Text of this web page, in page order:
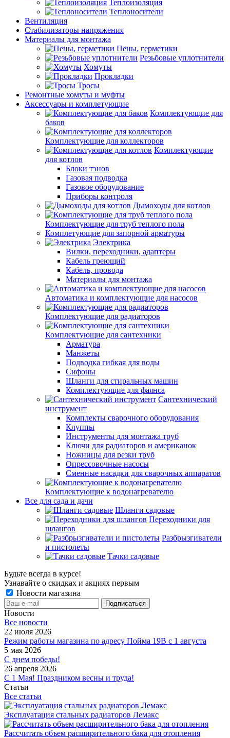
Теплоизоляция
Теплоносители
Вентиляция
Стабилизаторы напряжения
Материалы для монтажа
Пены, герметики
Резьбовые уплотнители
Хомуты
Прокладки
Тросы
Ремонтные хомуты и муфты
Аксессуары и комплетующие
Комплектующие для
баков
Комплектующие для коллекторов
Комплектующие
для котлов
Блоки тэнов
Газовая подводка
Газовое оборудование
Приборы контроля
Дымоходы для котлов
Комплектующие для труб теплого пола
Комплетующие для запорной арматуры
Электрика
Вилки, переходники, адаптеры
Кабель греющий
Кабель, провода
Материалы для монтажа
Автоматика и комплектующие для насосов
Комплектующие для радиаторов
Комплектующие для сантехники
Арматура
Манжеты
Подводка гибкая для воды
Сифоны
Шланги для стиральных машин
Комплектующие для фаянса
Сантехнический
инструмент
Комплекты сварочного оборудования
Клуппы
Инструменты для монтажа труб
Ключи для радиаторов и американок
Ножницы для резки труб
Опрессовочные насосы
Сменные насадки для сварочных аппаратов
Комплектующие к водонагревателю
Все для сада и дачи
Шланги садовые
Переходники для
шлангов
Разбрызгиватели
и пистолеты
Тачки садовые
Будьте всегда в курсе!
Узнавайте о скидках и акциях первым
Новости магазина
Новости
Все новости
22 июля 2026
Режим работы магазина по адресу Пойма 19В с 1 августа
5 мая 2026
С днем победы!
26 апреля 2026
С 1 Мая! Праздником весны и труда!
Статьи
Все статьи
Эксплуатация стальных радиаторов Лемакс
Рассчитать объем расширительного бака для отопления